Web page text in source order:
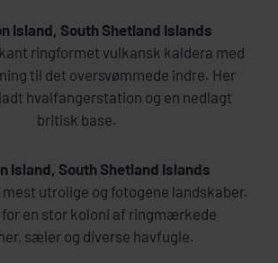
Island, South Shetland Islands
ringformet vulkansk kaldera med
til det oversvømmede indre. Her
hvalfangerstation og en nedlagt
britisk base.
Island, South Shetland Islands
mest utrolige og fotogene landskaber.
en stor koloni af ringmærkede
sæler og diverse havfugle.